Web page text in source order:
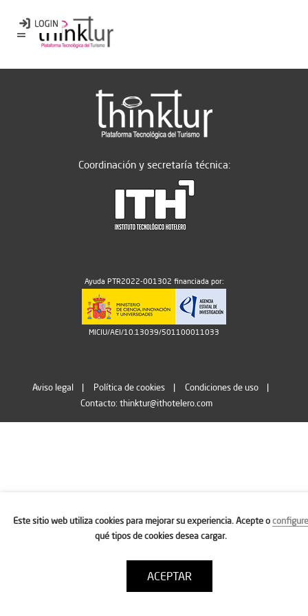
Coordinación y secretaría técnica:
Ayuda PTR2022-001302 financiada por:
MICIU/AEI/10.13039/501100011033
Aviso legal Política de cookies
Condiciones de uso
Contacto: thinktur@ithotelero.com
Este sitio web utiliza cookies para mejorar su experiencia. Acepte oconfigure
qué tipos de cookies desea cargar.
ACEPTAR